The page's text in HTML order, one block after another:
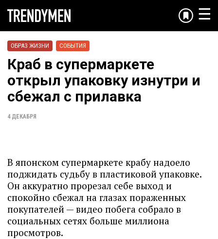
☰
ОБРАЗ ЖИЗНИ СОБЫТИЯ
Краб в супермаркете
открыл упаковку изнутри и
сбежал с прилавка
4 ДЕКАБРЯ
В японском супермаркете крабу надоело
поджидать судьбу в пластиковой упаковке.
Он аккуратно прорезал себе выход и
спокойно сбежал на глазах пораженных
покупателей — видео побега собрало в
социальных сетях больше миллиона
просмотров.